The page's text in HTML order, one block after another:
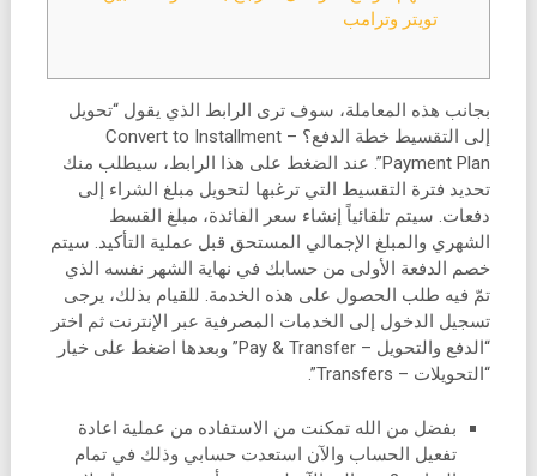
تويتر وترامب
بجانب هذه المعاملة، سوف ترى الرابط الذي يقول “تحويل
إلى التقسيط خطة الدفع؟ – Convert to Installment
Payment Plan”. عند الضغط على هذا الرابط، سيطلب منك
تحديد فترة التقسيط التي ترغبها لتحويل مبلغ الشراء إلى
دفعات. سيتم تلقائياً إنشاء سعر الفائدة، مبلغ القسط
الشهري والمبلغ الإجمالي المستحق قبل عملية التأكيد. سيتم
خصم الدفعة الأولى من حسابك في نهاية الشهر نفسه الذي
تمّ فيه طلب الحصول على هذه الخدمة. للقيام بذلك، يرجى
تسجيل الدخول إلى الخدمات المصرفية عبر الإنترنت ثم اختر
“الدفع والتحويل – Pay & Transfer” وبعدها اضغط على خيار
“التحويلات – Transfers”.
بفضل من الله تمكنت من الاستفاده من عملية اعادة
تفعيل الحساب والآن استعدت حسابي وذلك في تمام